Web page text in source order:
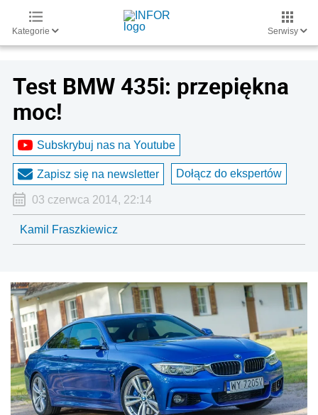
Kategorie Serwisy
Test BMW 435i: przepiękna
moc!
Subskrybuj nas na Youtube
Zapisz się na newsletter Dołącz do ekspertów
03 czerwca 2014, 22:14
Kamil Fraszkiewicz